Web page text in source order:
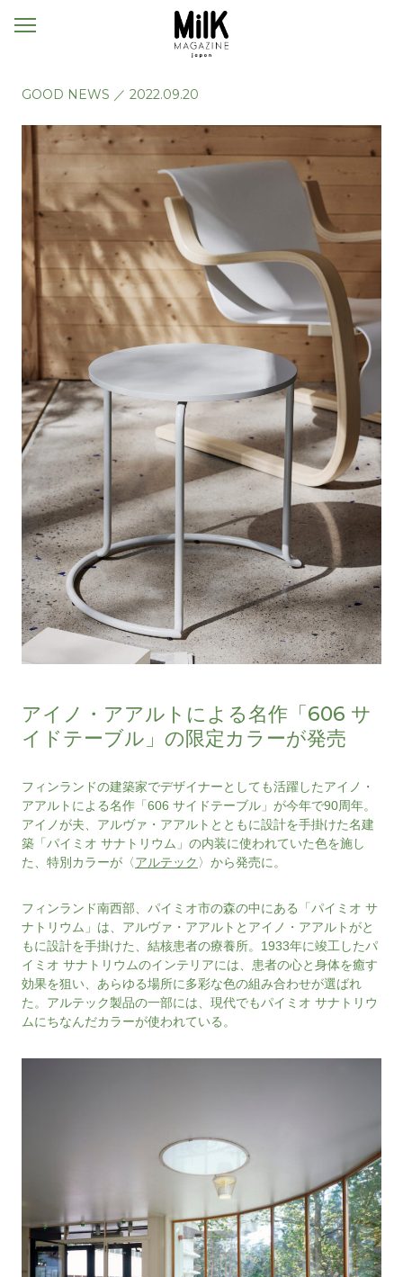
メ
GOOD NEWS ／ 2022.09.20
アイノ・アアルトによる名作「606 サ
イドテーブル」の限定カラーが発売
フィンランドの建築家でデザイナーとしても活躍したアイノ・
アアルトによる名作「606 サイドテーブル」が今年で90周年。
アイノが夫、アルヴァ・アアルトとともに設計を手掛けた名建
築「パイミオ サナトリウム」の内装に使われていた色を施し
た、特別カラーが〈アルテック 〉から発売に。
フィンランド南西部、パイミオ市の森の中にある「パイミオ サ
ナトリウム」は、アルヴァ・アアルトとアイノ・アアルトがと
もに設計を手掛けた、結核患者の療養所。1933年に竣工したパ
イミオ サナトリウムのインテリアには、患者の心と身体を癒す
効果を狙い、あらゆる場所に多彩な色の組み合わせが選ばれ
た。アルテック製品の一部には、現代でもパイミオ サナトリウ
ムにちなんだカラーが使われている。